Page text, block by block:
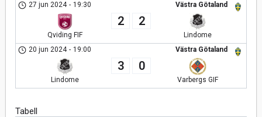
Västra Götaland
27 jun 2024 - 19:30
Qviding FIF
2 2
Lindome
Västra Götaland
20 jun 2024 - 19:00
Lindome
3 0
Varbergs GIF
Tabell